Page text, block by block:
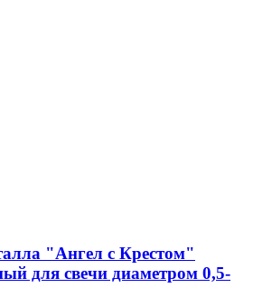
"Ангел с Крестом"
для свечи диаметром 0,5-